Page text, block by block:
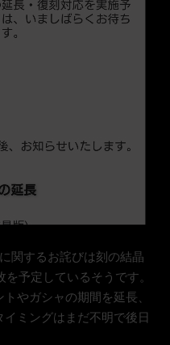
関するお詫びは刻の結晶
を予定しているそうです。
やガシャの期間を延長、
ミングはまだ不明で後日